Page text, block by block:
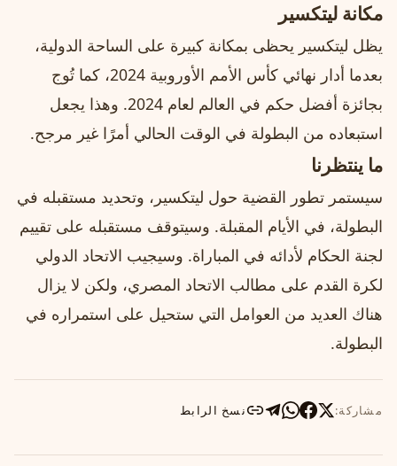
مكانة ليتكسير
يظل ليتكسير يحظى بمكانة كبيرة على الساحة الدولية،
بعدما أدار نهائي كأس الأمم الأوروبية 2024، كما تُوج
بجائزة أفضل حكم في العالم لعام 2024. وهذا يجعل
استبعاده من البطولة في الوقت الحالي أمرًا غير مرجح.
ما ينتظرنا
سيستمر تطور القضية حول ليتكسير، وتحديد مستقبله في
البطولة، في الأيام المقبلة. وسيتوقف مستقبله على تقييم
لجنة الحكام لأدائه في المباراة. وسيجيب الاتحاد الدولي
لكرة القدم على مطالب الاتحاد المصري، ولكن لا يزال
هناك العديد من العوامل التي ستحيل على استمراره في
البطولة.
مشاركة: نسخ الرابط